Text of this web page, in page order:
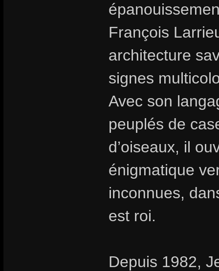
François
architecture
signes
Avec son
peuplés de
d’oiseaux, il
énigmatique
inconnues,
est roi.
Depuis 1982,